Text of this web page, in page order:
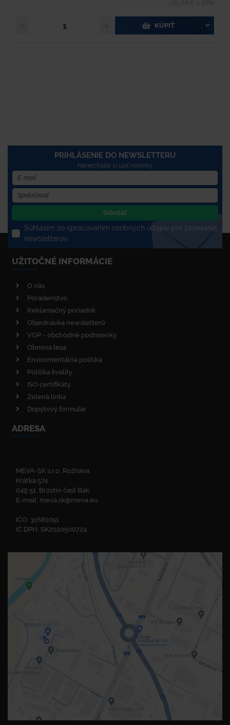
KÚPIŤ
PRIHLÁSENIE DO NEWSLETTERU
Nenechajte si újsť novinky
Odoslať
Súhlasím so spracovaním osobných údajov pre zasielanie
newsletterov
UŽITOČNÉ INFORMÁCIE
O nás
Poradenstvo
Reklamačný poriadok
Objednávka newsletterů
VOP - obchodné podmienky
Obnova lesa
Enviromentálna politika
Politika kvality
ISO certifikáty
Zelená linka
Dopytový formulár
ADRESA
MEVA-SK s.r.o. Rožňava
Krátka 574
049 51, Brzotín časť Bak
E-mail: meva.sk@meva.eu
IČO: 31681051
IČ DPH: SK2020500724